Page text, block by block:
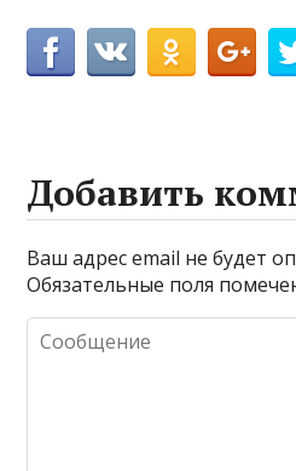
Добавить
Ваш адрес email не будет
Обязательные поля